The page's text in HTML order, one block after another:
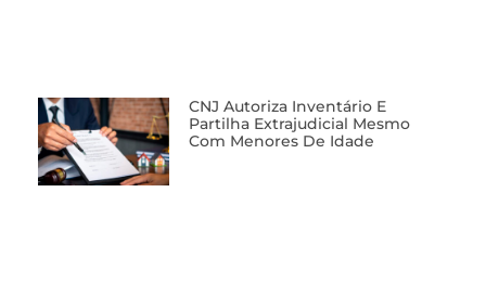
CNJ Autoriza Inventário E
Partilha Extrajudicial Mesmo
Com Menores De Idade